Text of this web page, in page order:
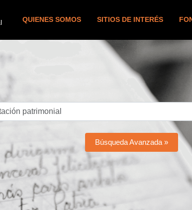
QUIENES SOMOS SITIOS DE INTERÉS
Búsqueda Avanzada »